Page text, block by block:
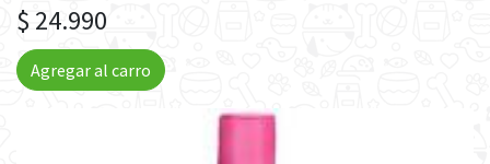
$ 24.990
Agregar al carro